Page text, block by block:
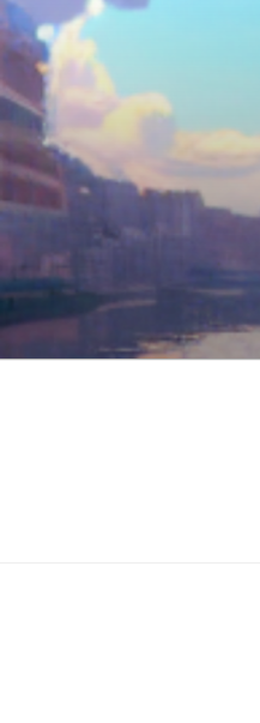
ン
ン
ツ
へ
キ
プ